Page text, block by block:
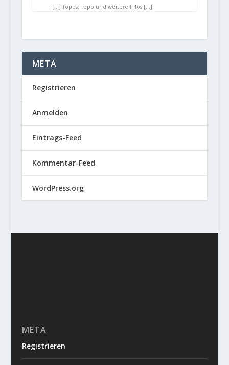
[…] Topos: Topo und weitere Infos […]
META
Registrieren
Anmelden
Eintrags-Feed
Kommentar-Feed
WordPress.org
META
Registrieren